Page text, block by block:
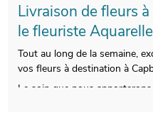
Livraison de fleurs
le fleuriste
Tout au long de la semaine,
vos fleurs à destination à
Le soin que nous